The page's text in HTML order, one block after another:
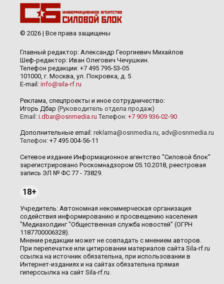
© 2026 | Все права защищены
Главный редактор: Александр Георгиевич Михайлов
Шеф-редактор: Иван Олегович Чечушкин.
Телефон редакции: +7 495 795-53-05
101000, г. Москва, ул. Покровка, д. 5
E-mail: info@sila-rf.ru
Реклама, спецпроекты и иное сотрудничество:
Игорь Дбар (Руководитель отдела продаж)
Email: i.dbar@osnmedia.ru Телефон: +7 909 936-02-90
Дополнительные email: reklama@osnmedia.ru, adv@osnmedia.ru
Телефон: +7 495 004-56-11
Сетевое издание Информационное агентство "Силовой блок"
зарегистрировано Роскомнадзором 05.10.2018, реестровая
запись ЭЛ № ФС 77 - 73829.
18+
Учредитель: Автономная некоммерческая организация
содействия информированию и просвещению населения
"Медиахолдинг "Общественная служба новостей" (ОГРН
1187700006328).
Мнение редакции может не совпадать с мнением авторов.
При перепечатке или цитировании материалов сайта Sila-rf.ru
ссылка на источник обязательна, при использовании в
Интернет-изданиях и на сайтах обязательна прямая
гиперссылка на сайт Sila-rf.ru.